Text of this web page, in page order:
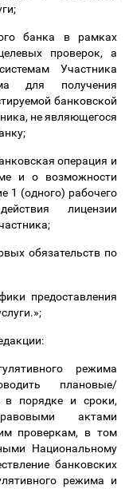
банка в рамках
проверок, а
Участника
для получения
банковской
не являющегося
операция и
и о возможности
1 (одного) рабочего
лицензии
обязательств по
предоставления
режима
плановые/
в порядке и сроки,
актами
проверкам, в том
Национальному
банковских
режима и